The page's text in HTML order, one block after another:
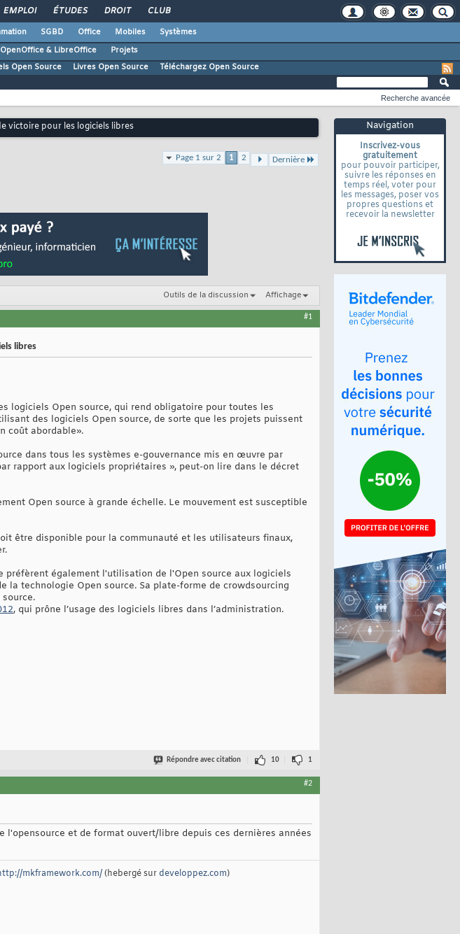
EMPLOI ÉTUDES DROIT CLUB
SGBD Office Mobiles
Systèmes
OpenOffice & LibreOffice
Projets
Open Source Livres Open Source Téléchargez Open Source
Navigation
Inscrivez-vous
gratuitement
pour pouvoir participer,
suivre les réponses en
temps réel, voter pour
les messages, poser vos
propres questions et
recevoir la newsletter
Recherche avancée
victoire pour les logiciels libres
Page 1 sur 2 1 2 Dernière
Outils de la discussion Affichage
#1
libres
logiciels Open source, qui rend obligatoire pour toutes les
des logiciels Open source, de sorte que les projets puissent
coût abordable».
dans tous les systèmes e-gouvernance mis en œuvre par
rapport aux logiciels propriétaires », peut-on lire dans le décret
Open source à grande échelle. Le mouvement est susceptible
être disponible pour la communauté et les utilisateurs finaux,
préfèrent également l'utilisation de l'Open source aux logiciels
technologie Open source. Sa plate-forme de crowdsourcing
, qui prône l’usage des logiciels libres dans l’administration.
Répondre avec citation 10 1
#2
et de format ouvert/libre depuis ces dernières années
mkframework.com/(hebergé sur developpez.com)